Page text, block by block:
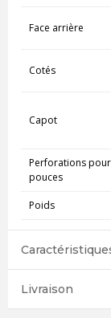
Face arrière
Cotés
Capot
Perforations
pouces
Poids
Livraison